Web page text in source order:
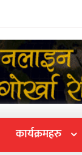
कार्यक्रमहरु